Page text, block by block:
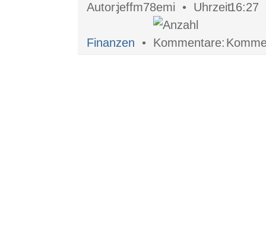
jeffm78emi •
Finanzen •